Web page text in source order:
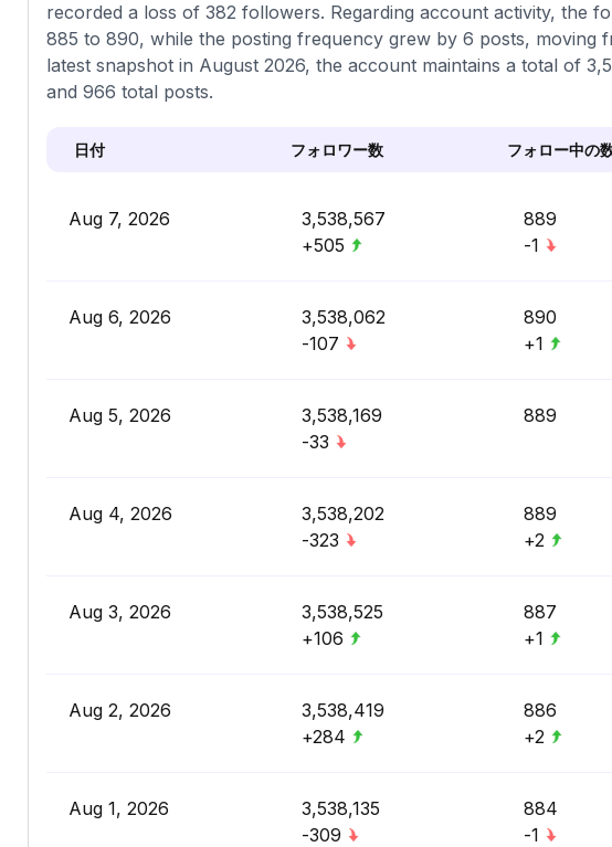
recorded a loss of 382 followers. Regarding account activity, the
885 to 890, while the posting frequency grew by 6 posts, moving
latest snapshot in August 2026, the account maintains a total of
and 966 total posts.
日付 フォロワー数 フォロー中の
Aug 7, 2026
3,538,567
+505
889
-1
Aug 6, 2026
3,538,062
-107
890
+1
Aug 5, 2026
3,538,169
-33
889
Aug 4, 2026
3,538,202
-323
889
+2
Aug 3, 2026
3,538,525
+106
887
+1
Aug 2, 2026
3,538,419
+284
886
+2
Aug 1, 2026
3,538,135
-309
884
-1